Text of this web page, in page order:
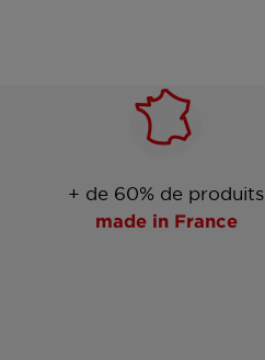
+ de 60% de produits
made in France